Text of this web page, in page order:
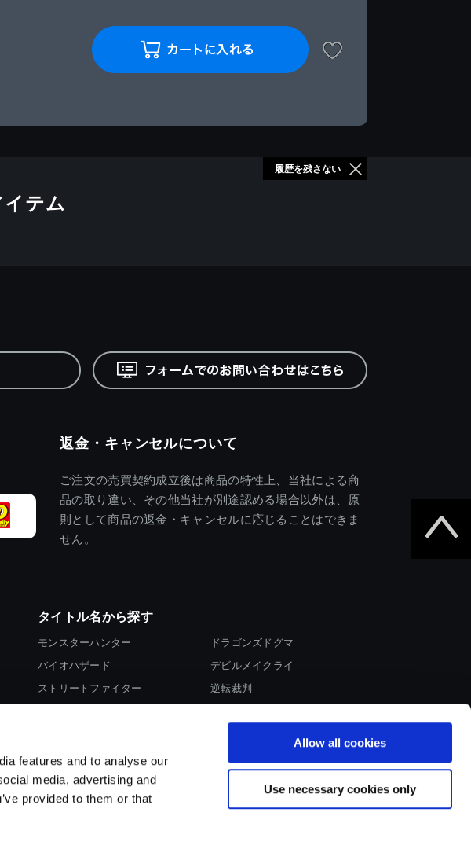
features and to analyse our
media, advertising and
provided to them or that
Allow all cookies
Use necessary cookies only
テム
履歴を残さない
返金・キャンセルについて
ご注文の売買契約成立後は商品の特性上、当社による商
品の取り違い、その他当社が別途認める場合以外は、原
則として商品の返金・キャンセルに応じることはできま
せん。
タイトル名から探す
モンスターハンター
バイオハザード
ストリートファイター
ドラゴンズドグマ
デビルメイクライ
逆転裁判